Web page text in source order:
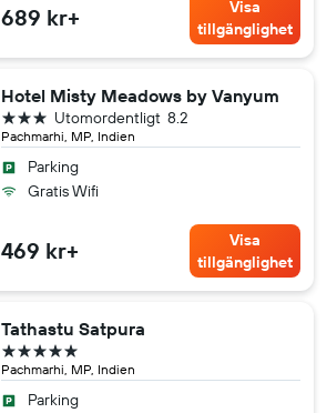
689 kr+
Visa
tillgänglighet
Hotel Misty Meadows by Vanyum
Pachmarhi, MP, Indien
8.2
Utomordentligt
3 stjärnor
Parking
Gratis Wifi
469 kr+
Visa
tillgänglighet
Tathastu Satpura
Pachmarhi, MP, Indien
5 stjärnor
Parking